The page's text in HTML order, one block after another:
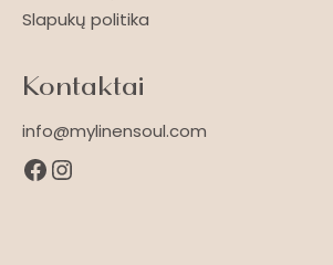
Slapukų politika
Kontaktai
info@mylinensoul.com
Facebook
Instagram